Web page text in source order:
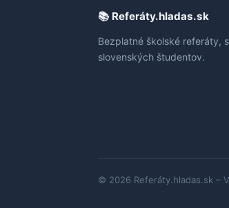
📚 Referáty.hladas.sk
Bezplatné školské referáty,
slovenských študentov.
© 2026 Referáty.hladas.sk –